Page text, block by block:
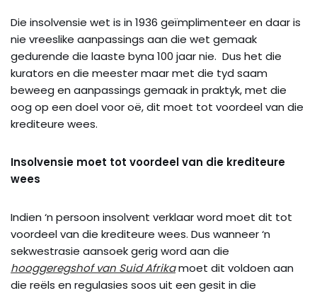
Die insolvensie wet is in 1936 geïmplimenteer en daar is
nie vreeslike aanpassings aan die wet gemaak
gedurende die laaste byna 100 jaar nie. Dus het die
kurators en die meester maar met die tyd saam
beweeg en aanpassings gemaak in praktyk, met die
oog op een doel voor oë, dit moet tot voordeel van die
krediteure wees.
Insolvensie moet tot voordeel van die krediteure
wees
Indien ‘n persoon insolvent verklaar word moet dit tot
voordeel van die krediteure wees. Dus wanneer ‘n
sekwestrasie aansoek gerig word aan die
hooggeregshof van Suid Afrikamoet dit voldoen aan
die reëls en regulasies soos uit een gesit in die